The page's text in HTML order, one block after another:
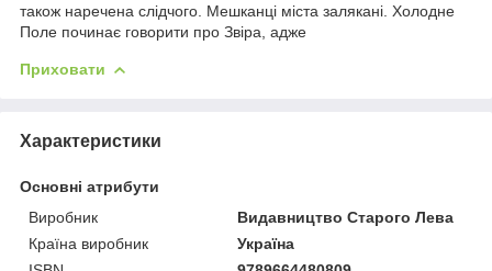
також наречена слідчого. Мешканці міста залякані. Холодне
Поле починає говорити про Звіра, адже
Приховати
Характеристики
Основні атрибути
Виробник
Видавництво Старого Лева
Країна виробник
Україна